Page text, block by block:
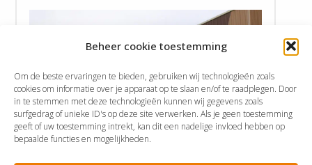
Beheer cookie toestemming
Om de beste ervaringen te bieden, gebruiken wij technologieën zoals
cookies om informatie over je apparaat op te slaan en/of te raadplegen. Door
in te stemmen met deze technologieën kunnen wij gegevens zoals
surfgedrag of unieke ID's op deze site verwerken. Als je geen toestemming
geeft of uw toestemming intrekt, kan dit een nadelige invloed hebben op
bepaalde functies en mogelijkheden.
transformatorstation Oudenrijn